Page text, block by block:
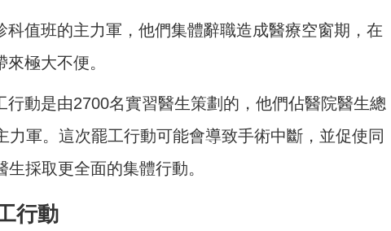
值班的主力軍，他們集體辭職造成醫療空窗期，在
極大不便。
動是由2700名實習醫生策劃的，他們佔醫院醫生總
力軍。這次罷工行動可能會導致手術中斷，並促使同
採取更全面的集體行動。
行動